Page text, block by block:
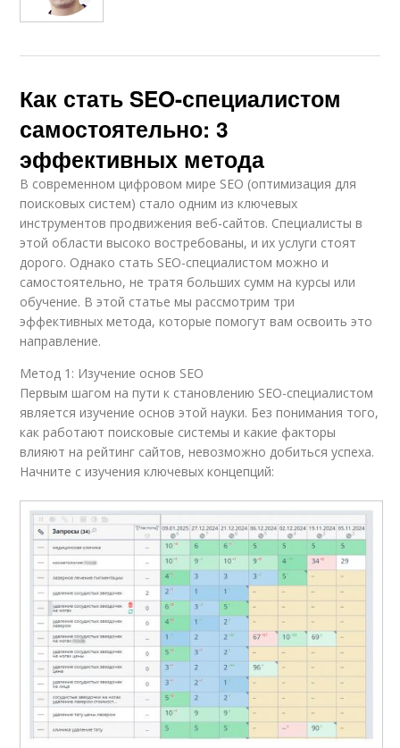
Как стать SEO-специалистом
самостоятельно: 3
эффективных метода
В современном цифровом мире SEO (оптимизация для
поисковых систем) стало одним из ключевых
инструментов продвижения веб-сайтов. Специалисты в
этой области высоко востребованы, и их услуги стоят
дорого. Однако стать SEO-специалистом можно и
самостоятельно, не тратя больших сумм на курсы или
обучение. В этой статье мы рассмотрим три
эффективных метода, которые помогут вам освоить это
направление.
Метод 1: Изучение основ SEO
Первым шагом на пути к становлению SEO-специалистом
является изучение основ этой науки. Без понимания того,
как работают поисковые системы и какие факторы
влияют на рейтинг сайтов, невозможно добиться успеха.
Начните с изучения ключевых концепций: